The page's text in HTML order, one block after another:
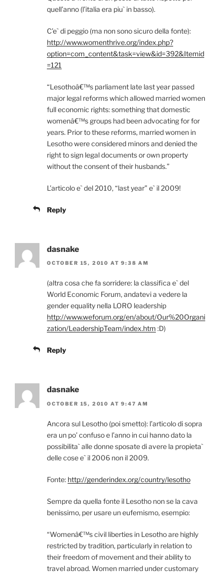
quell’anno (l’italia era piu` in basso).
C’e` di peggio (ma non sono sicuro della fonte):
http://www.womenthrive.org/index.php?
option=com_content&task=view&id=392&Itemid
=121
“Lesothoâ€™s parliament late last year passed
major legal reforms which allowed married women
full economic rights: something that domestic
womenâ€™s groups had been advocating for for
years. Prior to these reforms, married women in
Lesotho were considered minors and denied the
right to sign legal documents or own property
without the consent of their husbands.”
L’articolo e` del 2010, “last year” e` il 2009!
Reply
dasnake
OCTOBER 15, 2010 AT 9:38 AM
(altra cosa che fa sorridere: la classifica e` del
World Economic Forum, andatevi a vedere la
gender equality nella LORO leadership
http://www.weforum.org/en/about/Our%20Organi
zation/LeadershipTeam/index.htm :D)
Reply
dasnake
OCTOBER 15, 2010 AT 9:47 AM
Ancora sul Lesotho (poi smetto): l’articolo di sopra
era un po’ confuso e l’anno in cui hanno dato la
possibilita` alle donne sposate di avere la propieta`
delle cose e` il 2006 non il 2009.
Fonte: http://genderindex.org/country/lesotho
Sempre da quella fonte il Lesotho non se la cava
benissimo, per usare un eufemismo, esempio:
“Womenâ€™s civil liberties in Lesotho are highly
restricted by tradition, particularly in relation to
their freedom of movement and their ability to
travel abroad. Women married under customary